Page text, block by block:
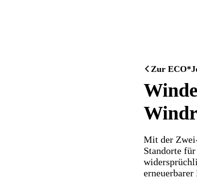
Zur
Mit der
Standorte